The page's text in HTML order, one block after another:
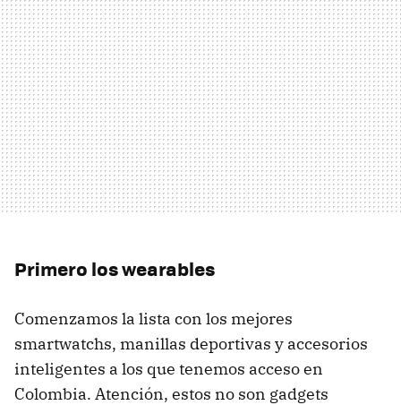
Primero los wearables
Comenzamos la lista con los mejores
smartwatchs, manillas deportivas y accesorios
inteligentes a los que tenemos acceso en
Colombia. Atención, estos no son gadgets